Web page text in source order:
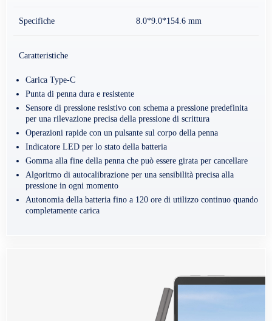
Specifiche 8.0*9.0*154.6 mm
Caratteristiche
Carica Type-C
Punta di penna dura e resistente
Sensore di pressione resistivo con schema a pressione predefinita
per una rilevazione precisa della pressione di scrittura
Operazioni rapide con un pulsante sul corpo della penna
Indicatore LED per lo stato della batteria
Gomma alla fine della penna che può essere girata per cancellare
Algoritmo di autocalibrazione per una sensibilità precisa alla
pressione in ogni momento
Autonomia della batteria fino a 120 ore di utilizzo continuo quando
completamente carica